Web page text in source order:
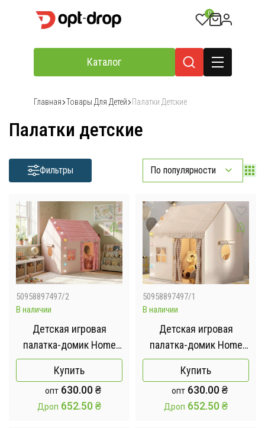
0
Каталог
Главная Товары Для Детей Палатки Детские
Палатки детские
Фильтры По популярности
50958897497/2
В наличии
Детская игровая
палатка-домик Home
Розовый
Купить
опт 630.00₴
Дроп 652.50₴
50958897497/1
В наличии
Детская игровая
палатка-домик Home
Коричневый
Купить
опт 630.00₴
Дроп 652.50₴